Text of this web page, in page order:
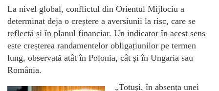
La nivel global, conflictul din Orientul Mijlociu a
determinat deja o creștere a aversiunii la risc, care se
reflectă și în planul financiar. Un indicator în acest sens
este creșterea randamentelor obligațiunilor pe termen
lung, observată atât în Polonia, cât și în Ungaria sau
România.
„Totuși, în absența unei